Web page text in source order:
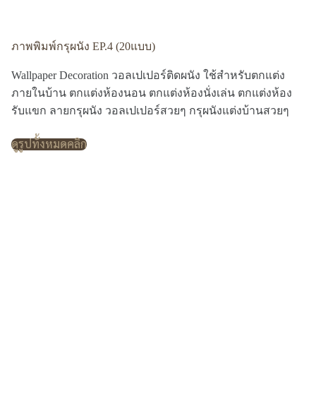
ภาพพิมพ์กรุผนัง EP.4 (20แบบ)
Wallpaper Decoration วอลเปเปอร์ติดผนัง ใช้สำหรับตกแต่ง
ภายในบ้าน ตกแต่งห้องนอน ตกแต่งห้องนั่งเล่น ตกแต่งห้อง
รับแขก ลายกรุผนัง วอลเปเปอร์สวยๆ กรุผนังแต่งบ้านสวยๆ
ดูรูปทั้งหมดคลิก